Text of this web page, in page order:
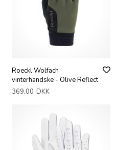
Roeckl Wolfach
vinterhandske - Olive Reflect
369,00 DKK